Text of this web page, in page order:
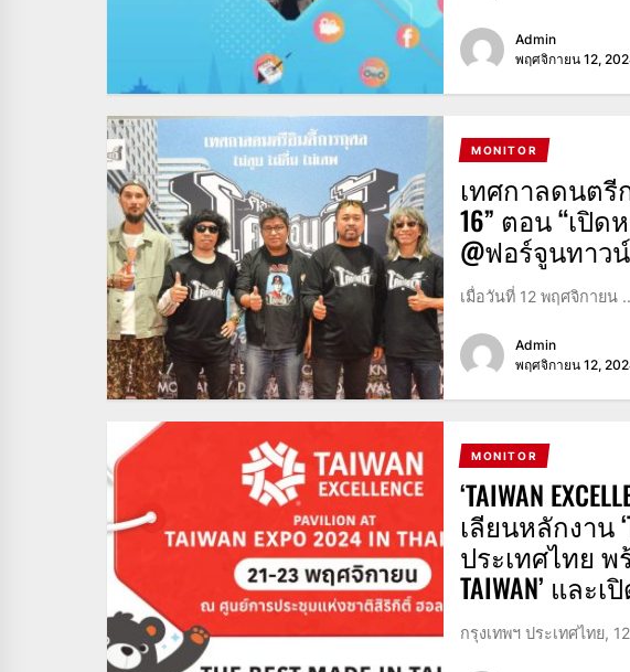
Admin
พฤศจิกายน 12,
MONITOR
เทศกาลดนตรี
16” ตอน “เปิ
@ฟอร์จูนทาวน์
เมื่อวันที่ 12 พฤศจิกายน
Admin
พฤศจิกายน 12,
MONITOR
‘TAIWAN
เลียนหลักงาน
ประเทศไทย พร้
TAIWAN’ และ
กรุงเทพฯ ประเทศไทย,